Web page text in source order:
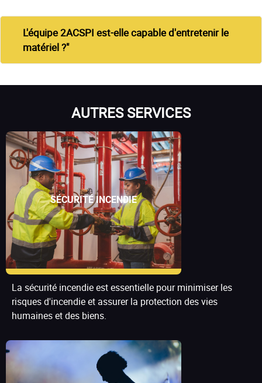
L'équipe 2ACSPI est-elle capable d'entretenir le
matériel ?"
AUTRES SERVICES
SÉCURITÉ INCENDIE
La sécurité incendie est essentielle pour minimiser les
risques d'incendie et assurer la protection des vies
humaines et des biens.